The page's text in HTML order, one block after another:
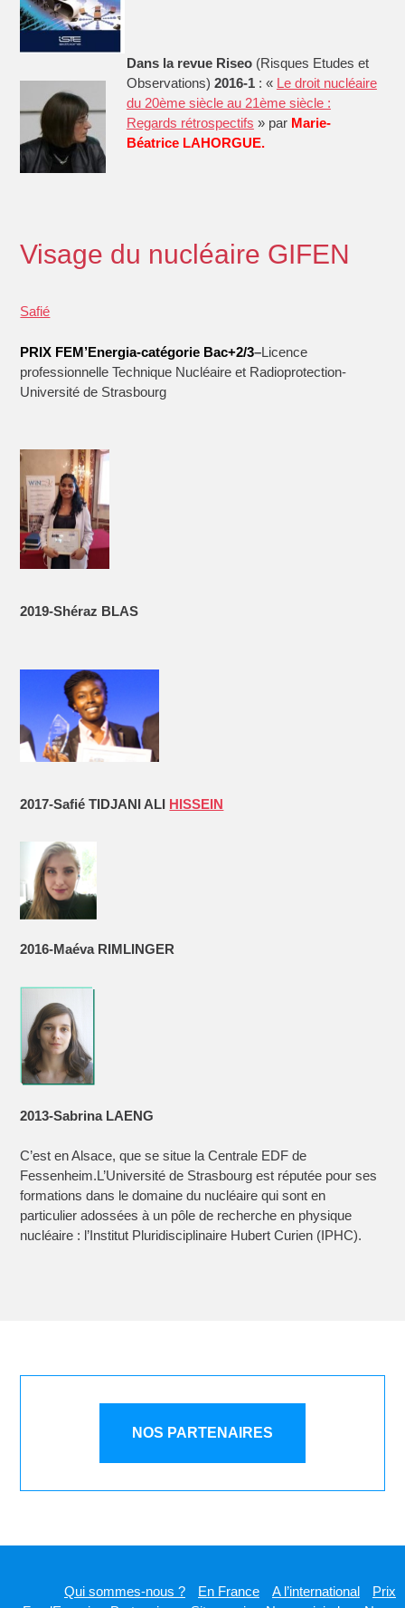
Dans la revue Riseo(Risques Etudes et
Observations) 2016-1: « Le droit nucléaire
du 20ème siècle au 21ème siècle :
Regards rétrospectifs » par Marie-
Béatrice LAHORGUE.
Visage du nucléaire GIFEN
Safié
PRIX FEM’Energia-catégorie Bac+2/3–Licence
professionnelle Technique Nucléaire et Radioprotection-
Université de Strasbourg
2019-Shéraz BLAS
2017-SafiéTIDJANI ALI HISSEIN
2016-Maéva RIMLINGER
2013-Sabrina LAENG
C’est en Alsace, que se situe la Centrale EDF de
Fessenheim.L’Université de Strasbourg est réputée pour ses
formations dans le domaine du nucléaire qui sont en
particulier adossées à un pôle de recherche en physique
nucléaire : l’Institut Pluridisciplinaire Hubert Curien (IPHC).
NOS PARTENAIRES
Qui sommes-nous ? En France A l’international
Prix